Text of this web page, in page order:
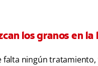
los granos en la
falta ningún